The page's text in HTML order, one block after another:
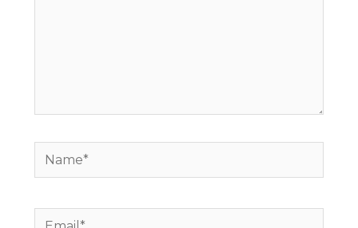
Name*
Email*